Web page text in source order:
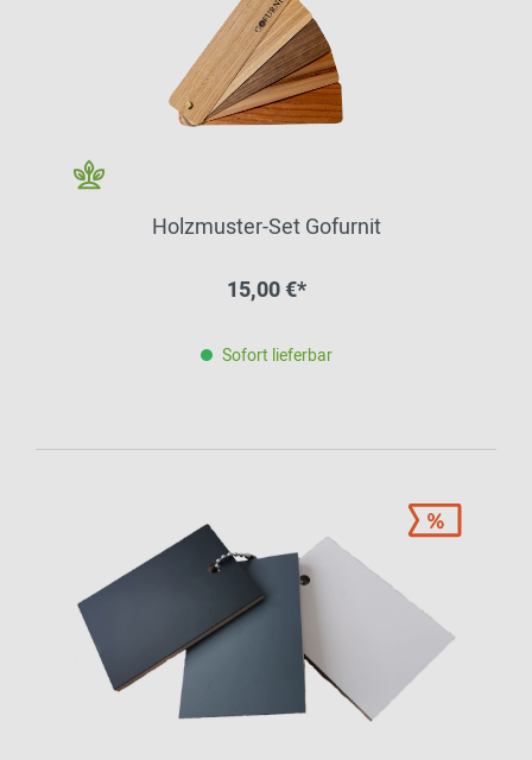
Holzmuster-Set Gofurnit
15,00 €*
Sofort lieferbar